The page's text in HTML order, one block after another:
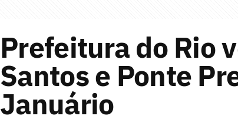
Prefeitura do Rio
Santos e Ponte
Januário